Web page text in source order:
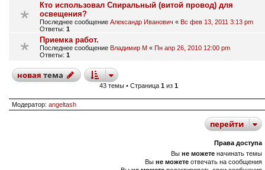
Кто использовал Спиральный (витой провод) для
освещения?
Последнее сообщение Александр Иванович « Вс фев 13, 2011 3:13 pm
Ответы: 1
Приемка работ.
Последнее сообщение Владимир М « Пн апр 26, 2010 12:00 pm
Ответы: 1
новаятема
43 темы • Страница 1из 1
Модератор: angeltash
перейти
Права доступа
Вы не можете начинать темы
Вы не можете отвечать на сообщения